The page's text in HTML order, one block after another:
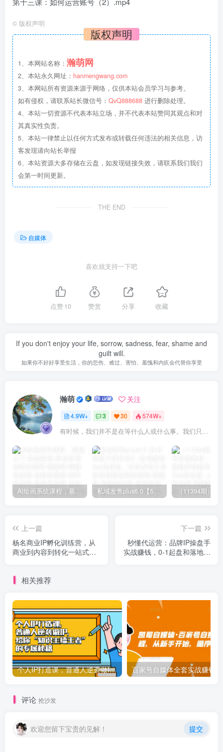
© 版权声明
版权声明
1、本网站名称： 瀚萌网
2、本站永久网址： hanmengwang.com
3、本网站所有资源来源于网络，仅供本站会员学习与参考。
如有侵权，请联系站长微信号： QvQ888688 进行删除处理。
4、本站一切资源不代表本站立场，并不代表本站赞同其观点和对
其真实性负责。
5、本站一律禁止以任何方式发布或转载任何违法的相关信息，访
客发现请向站长举报
6、本站资源大多存储在云盘，如发现链接失效，请联系我们我们
会第一时间更新。
THE END
自媒体
喜欢就支持一下吧
点赞10 赞赏 分享 收藏
If you don't enjoy your life, sorrow, sadness, fear, shame and
guilt will.
如果你不好好享受生活，你的悲伤、难过、害怕、羞愧和内疚会代替你享受
瀚萌 关注
4.9W+ 3 30 574W+
有时候，我们并不是在等什么人或什么事。我们只是在静待岁月改变自己
AI绘画系统课程，基础入门-实战案例-商业应用 私域发售plus6.0【5月份线下课录音】/全域套装sop流程包，社群发售工具套装模型
上一篇
杨名商业IP孵化训练营，从
商业到内容到转化一站式学
下一篇
秒懂代运营：品牌IP操盘手
实战赚钱，0-1起盘和落地实
相关推荐
个人IP打造课，普通人逆袭做IP，给你“知识主播王者”的专属秘籍
评论 抢沙发
欢迎您留下宝贵的见解！ 提交